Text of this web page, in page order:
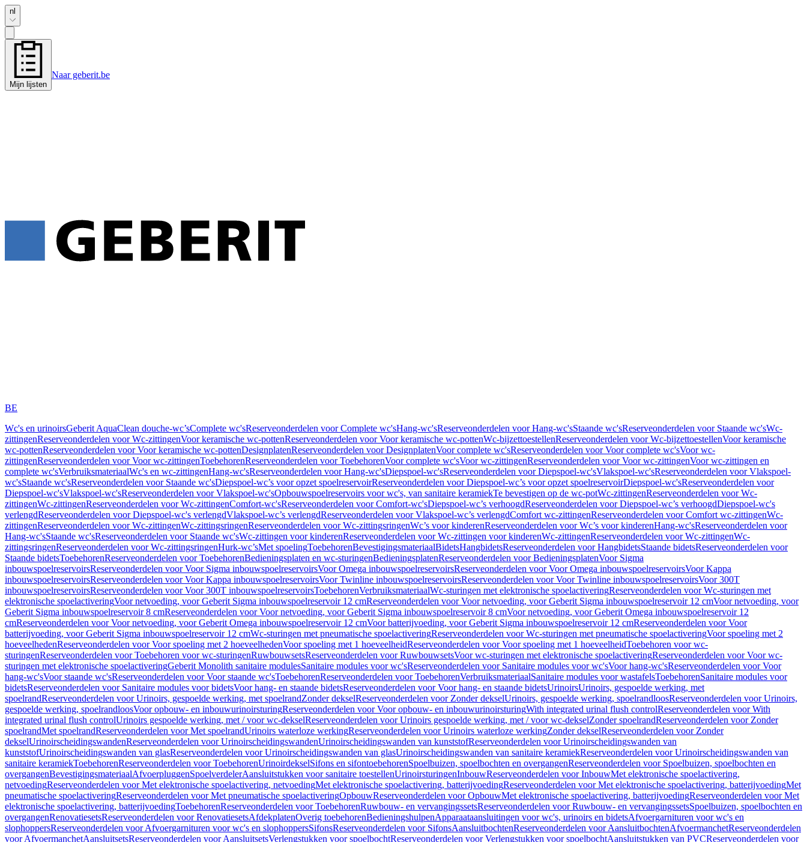
nl
Mijn lijsten
Naar geberit.be
BE
Wc's en urinoirsGeberit AquaClean douche-wc’sComplete wc'sReserveonderdelen voor Complete wc'sHang-wc'sReserveonderdelen voor Hang-wc'sStaande wc'sReserveonderdelen voor Staande wc'sWc-
zittingenReserveonderdelen voor Wc-zittingenVoor keramische wc-pottenReserveonderdelen voor Voor keramische wc-pottenWc-bijzettoestellenReserveonderdelen voor Wc-bijzettoestellenVoor keramische
wc-pottenReserveonderdelen voor Voor keramische wc-pottenDesignplatenReserveonderdelen voor DesignplatenVoor complete wc'sReserveonderdelen voor Voor complete wc'sVoor wc-
zittingenReserveonderdelen voor Voor wc-zittingenToebehorenReserveonderdelen voor ToebehorenVoor complete wc'sVoor wc-zittingenReserveonderdelen voor Voor wc-zittingenVoor wc-zittingen en
complete wc'sVerbruiksmateriaalWc's en wc-zittingenHang-wc'sReserveonderdelen voor Hang-wc'sDiepspoel-wc'sReserveonderdelen voor Diepspoel-wc'sVlakspoel-wc'sReserveonderdelen voor Vlakspoel-
wc'sStaande wc'sReserveonderdelen voor Staande wc'sDiepspoel-wc’s voor opzet spoelreservoirReserveonderdelen voor Diepspoel-wc’s voor opzet spoelreservoirDiepspoel-wc'sReserveonderdelen voor
Diepspoel-wc'sVlakspoel-wc'sReserveonderdelen voor Vlakspoel-wc'sOpbouwspoelreservoirs voor wc's, van sanitaire keramiekTe bevestigen op de wc-potWc-zittingenReserveonderdelen voor Wc-
zittingenWc-zittingenReserveonderdelen voor Wc-zittingenComfort-wc'sReserveonderdelen voor Comfort-wc'sDiepspoel-wc’s verhoogdReserveonderdelen voor Diepspoel-wc’s verhoogdDiepspoel-wc's
verlengdReserveonderdelen voor Diepspoel-wc's verlengdVlakspoel-wc’s verlengdReserveonderdelen voor Vlakspoel-wc’s verlengdComfort wc-zittingenReserveonderdelen voor Comfort wc-zittingenWc-
zittingenReserveonderdelen voor Wc-zittingenWc-zittingsringenReserveonderdelen voor Wc-zittingsringenWc’s voor kinderenReserveonderdelen voor Wc’s voor kinderenHang-wc'sReserveonderdelen voor
Hang-wc'sStaande wc'sReserveonderdelen voor Staande wc'sWc-zittingen voor kinderenReserveonderdelen voor Wc-zittingen voor kinderenWc-zittingenReserveonderdelen voor Wc-zittingenWc-
zittingsringenReserveonderdelen voor Wc-zittingsringenHurk-wc’sMet spoelingToebehorenBevestigingsmateriaalBidetsHangbidetsReserveonderdelen voor HangbidetsStaande bidetsReserveonderdelen voor
Staande bidetsToebehorenReserveonderdelen voor ToebehorenBedieningsplaten en wc-sturingenBedieningsplatenReserveonderdelen voor BedieningsplatenVoor Sigma
inbouwspoelreservoirsReserveonderdelen voor Voor Sigma inbouwspoelreservoirsVoor Omega inbouwspoelreservoirsReserveonderdelen voor Voor Omega inbouwspoelreservoirsVoor Kappa
inbouwspoelreservoirsReserveonderdelen voor Voor Kappa inbouwspoelreservoirsVoor Twinline inbouwspoelreservoirsReserveonderdelen voor Voor Twinline inbouwspoelreservoirsVoor 300T
inbouwspoelreservoirsReserveonderdelen voor Voor 300T inbouwspoelreservoirsToebehorenVerbruiksmateriaalWc-sturingen met elektronische spoelactiveringReserveonderdelen voor Wc-sturingen met
elektronische spoelactiveringVoor netvoeding, voor Geberit Sigma inbouwspoelreservoir 12 cmReserveonderdelen voor Voor netvoeding, voor Geberit Sigma inbouwspoelreservoir 12 cmVoor netvoeding, voor
Geberit Sigma inbouwspoelreservoir 8 cmReserveonderdelen voor Voor netvoeding, voor Geberit Sigma inbouwspoelreservoir 8 cmVoor netvoeding, voor Geberit Omega inbouwspoelreservoir 12
cmReserveonderdelen voor Voor netvoeding, voor Geberit Omega inbouwspoelreservoir 12 cmVoor batterijvoeding, voor Geberit Sigma inbouwspoelreservoir 12 cmReserveonderdelen voor Voor
batterijvoeding, voor Geberit Sigma inbouwspoelreservoir 12 cmWc-sturingen met pneumatische spoelactiveringReserveonderdelen voor Wc-sturingen met pneumatische spoelactiveringVoor spoeling met 2
hoeveelhedenReserveonderdelen voor Voor spoeling met 2 hoeveelhedenVoor spoeling met 1 hoeveelheidReserveonderdelen voor Voor spoeling met 1 hoeveelheidToebehoren voor wc-
sturingenReserveonderdelen voor Toebehoren voor wc-sturingenRuwbouwsetsReserveonderdelen voor RuwbouwsetsVoor wc-sturingen met elektronische spoelactiveringReserveonderdelen voor Voor wc-
sturingen met elektronische spoelactiveringGeberit Monolith sanitaire modulesSanitaire modules voor wc'sReserveonderdelen voor Sanitaire modules voor wc'sVoor hang-wc'sReserveonderdelen voor Voor
hang-wc'sVoor staande wc'sReserveonderdelen voor Voor staande wc'sToebehorenReserveonderdelen voor ToebehorenVerbruiksmateriaalSanitaire modules voor wastafelsToebehorenSanitaire modules voor
bidetsReserveonderdelen voor Sanitaire modules voor bidetsVoor hang- en staande bidetsReserveonderdelen voor Voor hang- en staande bidetsUrinoirsUrinoirs, gespoelde werking, met
spoelrandReserveonderdelen voor Urinoirs, gespoelde werking, met spoelrandZonder dekselReserveonderdelen voor Zonder dekselUrinoirs, gespoelde werking, spoelrandloosReserveonderdelen voor Urinoirs,
gespoelde werking, spoelrandloosVoor opbouw- en inbouwurinoirsturingReserveonderdelen voor Voor opbouw- en inbouwurinoirsturingWith integrated urinal flush controlReserveonderdelen voor With
integrated urinal flush controlUrinoirs gespoelde werking, met / voor wc-dekselReserveonderdelen voor Urinoirs gespoelde werking, met / voor wc-dekselZonder spoelrandReserveonderdelen voor Zonder
spoelrandMet spoelrandReserveonderdelen voor Met spoelrandUrinoirs waterloze werkingReserveonderdelen voor Urinoirs waterloze werkingZonder dekselReserveonderdelen voor Zonder
dekselUrinoirscheidingswandenReserveonderdelen voor UrinoirscheidingswandenUrinoirscheidingswanden van kunststofReserveonderdelen voor Urinoirscheidingswanden van
kunststofUrinoirscheidingswanden van glasReserveonderdelen voor Urinoirscheidingswanden van glasUrinoirscheidingswanden van sanitaire keramiekReserveonderdelen voor Urinoirscheidingswanden van
sanitaire keramiekToebehorenReserveonderdelen voor ToebehorenUrinoirdekselSifons en sifontoebehorenSpoelbuizen, spoelbochten en overgangenReserveonderdelen voor Spoelbuizen, spoelbochten en
overgangenBevestigingsmateriaalAfvoerpluggenSpoelverdelerAansluitstukken voor sanitaire toestellenUrinoirsturingenInbouwReserveonderdelen voor InbouwMet elektronische spoelactivering,
netvoedingReserveonderdelen voor Met elektronische spoelactivering, netvoedingMet elektronische spoelactivering, batterijvoedingReserveonderdelen voor Met elektronische spoelactivering, batterijvoedingMet
pneumatische spoelactiveringReserveonderdelen voor Met pneumatische spoelactiveringOpbouwReserveonderdelen voor OpbouwMet elektronische spoelactivering, batterijvoedingReserveonderdelen voor Met
elektronische spoelactivering, batterijvoedingToebehorenReserveonderdelen voor ToebehorenRuwbouw- en vervangingssetsReserveonderdelen voor Ruwbouw- en vervangingssetsSpoelbuizen, spoelbochten en
overgangenRenovatiesetsReserveonderdelen voor RenovatiesetsAfdekplatenOverig toebehorenBedieningshulpenApparaataansluitingen voor wc's, urinoirs en bidetsAfvoergarnituren voor wc's en
slophoppersReserveonderdelen voor Afvoergarnituren voor wc's en slophoppersSifonsReserveonderdelen voor SifonsAansluitbochtenReserveonderdelen voor AansluitbochtenAfvoermanchetReserveonderdelen
voor AfvoermanchetAansluitsetsReserveonderdelen voor AansluitsetsVerlengstukken voor spoelbochtReserveonderdelen voor Verlengstukken voor spoelbochtAansluitstukken van PVCReserveonderdelen voor